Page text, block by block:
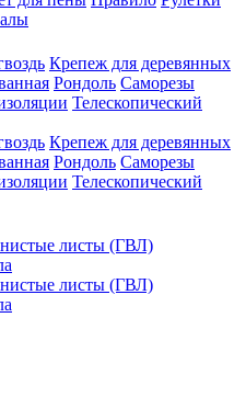
Крепеж для деревянных
Рондоль Саморезы
Телескопический
Крепеж для деревянных
Рондоль Саморезы
Телескопический
листы (ГВЛ)
листы (ГВЛ)